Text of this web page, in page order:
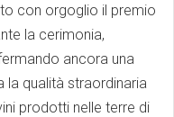
con orgoglio il premio
la cerimonia,
ancora una
la qualità straordinaria
prodotti nelle terre di